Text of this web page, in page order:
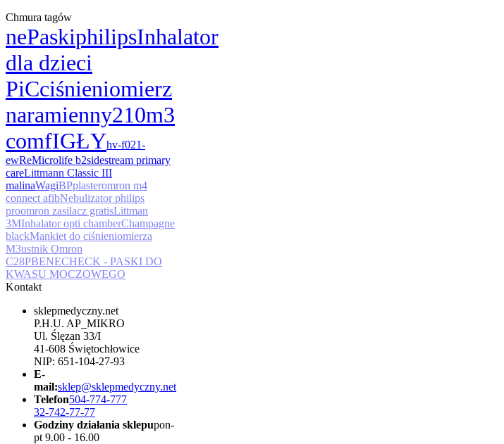
Chmura tagów
nePaskiphilipsInhalator
dla dzieci
PiCciśnieniomierz
naramienny210m3
comfIGŁYhv-f021-
ewReMicrolife b2sidestream primary
careLittmann Classic III
malinaWagiBPplasteromron m4
connect afibNebulizator philips
proomron zasilacz gratisLittman
3MInhalator opti chamberChampagne
blackMankiet do ciśnieniomierza
M3ustnik Omron
C28PBENECHECK - PASKI DO
KWASU MOCZOWEGO
Kontakt
sklepmedyczny.net
P.H.U. AP_MIKRO
Ul. Ślęzan 33/I
41-608 Świętochłowice
NIP: 651-104-27-93
E-
mail:sklep@sklepmedyczny.net
Telefon504-774-777
32-742-77-77
Godziny działania sklepupon-
pt 9.00 - 16.00